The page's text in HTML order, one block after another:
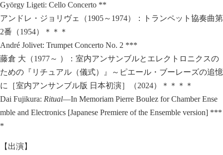
György Ligeti: Cello Concerto **
アンドレ・ジョリヴェ（1905～1974）：トランペット協奏曲第
2番（1954）＊＊＊
André Jolivet: Trumpet Concerto No. 2 ***
藤倉 大（1977～ ）：室内アンサンブルとエレクトロニクスの
ための『リチュアル（儀式）』～ピエール・ブーレーズの追憶
に［室内アンサンブル版 日本初演］（2024）＊＊＊＊
Dai Fujikura: Ritual―In Memoriam Pierre Boulez for Chamber Ense
mble and Electronics [Japanese Premiere of the Ensemble version] ***
*
【出演】